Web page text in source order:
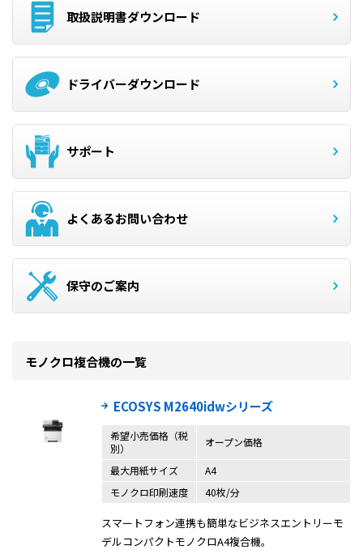
取扱説明書ダウンロード
ドライバーダウンロード
サポート
よくあるお問い合わせ
保守のご案内
モノクロ複合機の一覧
ECOSYS M2640idwシリーズ
希望小売価格（税
別）
オープン価格
最大用紙サイズ
A4
モノクロ印刷速度
40枚/分
スマートフォン連携も簡単なビジネスエントリーモ
デルコンパクトモノクロA4複合機。